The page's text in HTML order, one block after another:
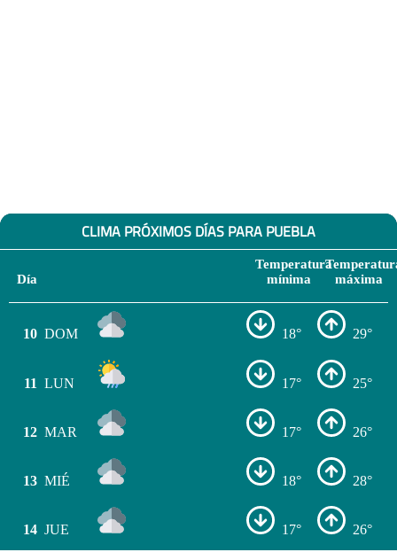
CLIMA PRÓXIMOS DÍAS PARA PUEBLA
Día
Temperatura
mínima
máxima
10 DOM 18° 29°
11 LUN 17° 25°
12 MAR 17° 26°
13 MIÉ 18° 28°
14 JUE 17° 26°